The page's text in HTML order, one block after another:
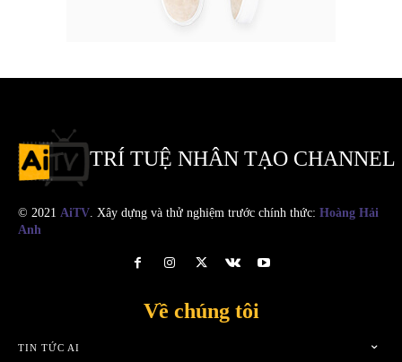
TRÍ TUỆ NHÂN TẠO CHANNEL
© 2021 AiTV . Xây dựng và thử nghiệm trước chính thức: Hoàng Hải
Anh
Về chúng tôi
TIN TỨC AI